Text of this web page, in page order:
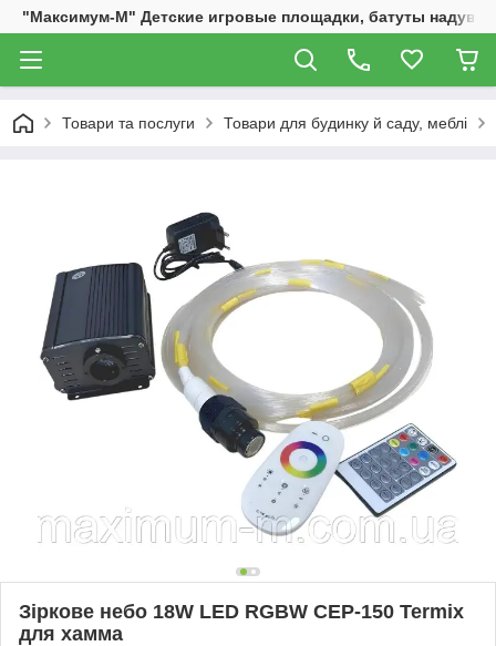
"Максимум-М" Детские игровые площадки, батуты
Товари та послуги Товари для будинку й саду, меблі
Зіркове небо 18W LED RGBW CEP-150 Termix
для хамма